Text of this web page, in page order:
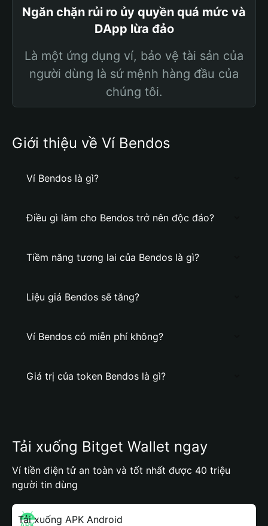
Ngăn chặn rủi ro ủy quyền quá mức và
DApp lừa đảo
Là một ứng dụng ví, bảo vệ tài sản của
người dùng là sứ mệnh hàng đầu của
chúng tôi.
Giới thiệu về Ví Bendos
Ví Bendos là gì?
Điều gì làm cho Bendos trở nên độc đáo?
Tiềm năng tương lai của Bendos là gì?
Liệu giá Bendos sẽ tăng?
Ví Bendos có miễn phí không?
Giá trị của token Bendos là gì?
Tải xuống Bitget Wallet ngay
Ví tiền điện tử an toàn và tốt nhất được 40 triệu
người tin dùng
Tải xuống APK Android